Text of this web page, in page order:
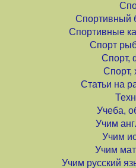
Спортивный
Спортивные
Спорт
Спорт,
Спорт,
Статьи на
Учеба,
Учим
Учим
Учим
Учим русский